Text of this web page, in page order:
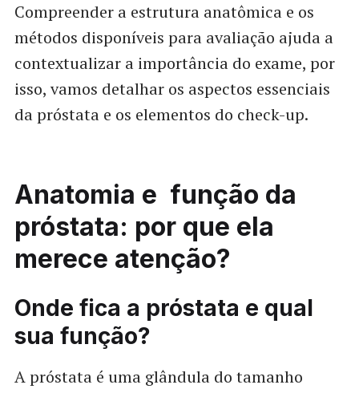
Compreender a estrutura anatômica e os
métodos disponíveis para avaliação ajuda a
contextualizar a importância do exame, por
isso, vamos detalhar os aspectos essenciais
da próstata e os elementos do check-up.
Anatomia e função da
próstata: por que ela
merece atenção?
Onde fica a próstata e qual
sua função?
A próstata é uma glândula do tamanho